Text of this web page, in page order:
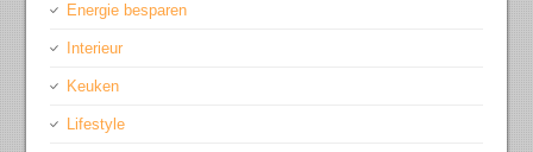
Energie besparen
Interieur
Keuken
Lifestyle